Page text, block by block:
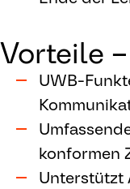
Vorteile
UWB-
konformen
Unterstützt